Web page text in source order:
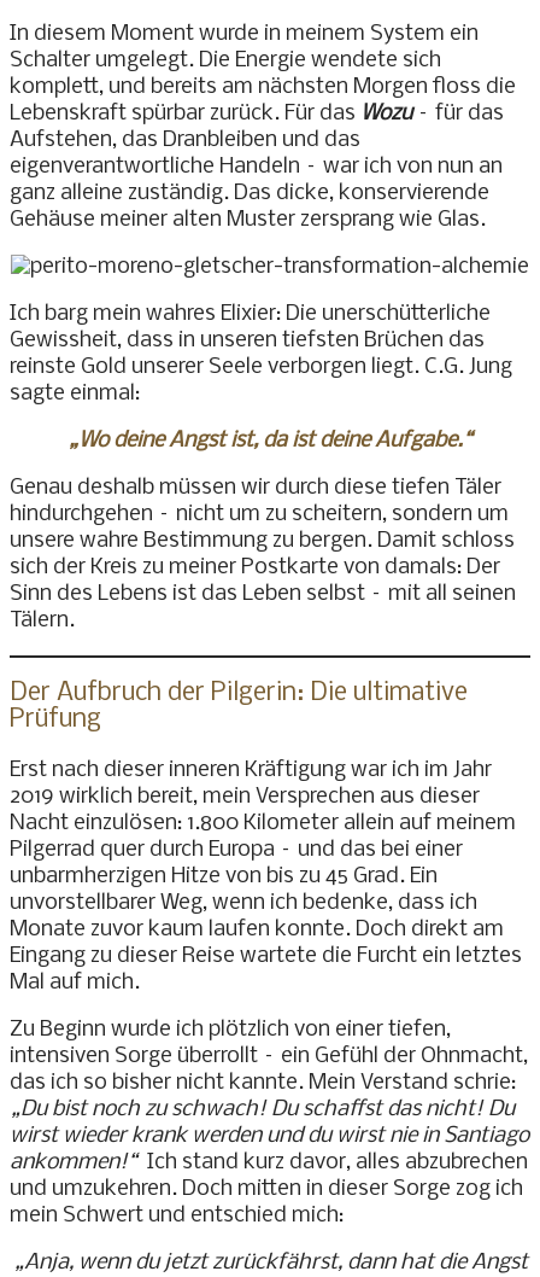
In diesem Moment wurde in meinem System ein
Schalter umgelegt. Die Energie wendete sich
komplett, und bereits am nächsten Morgen floss die
Lebenskraft spürbar zurück. Für das Wozu– für das
Aufstehen, das Dranbleiben und das
eigenverantwortliche Handeln – war ich von nun an
ganz alleine zuständig. Das dicke, konservierende
Gehäuse meiner alten Muster zersprang wie Glas.
Ich barg mein wahres Elixier: Die unerschütterliche
Gewissheit, dass in unseren tiefsten Brüchen das
reinste Gold unserer Seele verborgen liegt. C.G. Jung
sagte einmal:
„Wo deine Angst ist, da ist deine Aufgabe.“
Genau deshalb müssen wir durch diese tiefen Täler
hindurchgehen – nicht um zu scheitern, sondern um
unsere wahre Bestimmung zu bergen. Damit schloss
sich der Kreis zu meiner Postkarte von damals: Der
Sinn des Lebens ist das Leben selbst – mit all seinen
Tälern.
Der Aufbruch der Pilgerin: Die ultimative
Prüfung
Erst nach dieser inneren Kräftigung war ich im Jahr
2019 wirklich bereit, mein Versprechen aus dieser
Nacht einzulösen: 1.800 Kilometer allein auf meinem
Pilgerrad quer durch Europa – und das bei einer
unbarmherzigen Hitze von bis zu 45 Grad. Ein
unvorstellbarer Weg, wenn ich bedenke, dass ich
Monate zuvor kaum laufen konnte. Doch direkt am
Eingang zu dieser Reise wartete die Furcht ein letztes
Mal auf mich.
Zu Beginn wurde ich plötzlich von einer tiefen,
intensiven Sorge überrollt – ein Gefühl der Ohnmacht,
das ich so bisher nicht kannte. Mein Verstand schrie:
„Du bist noch zu schwach! Du schaffst das nicht! Du
wirst wieder krank werden und du wirst nie in Santiago
ankommen!“Ich stand kurz davor, alles abzubrechen
und umzukehren. Doch mitten in dieser Sorge zog ich
mein Schwert und entschied mich:
„Anja, wenn du jetzt zurückfährst, dann hat die Angst